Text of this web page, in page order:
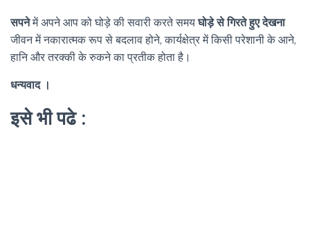
सपनेमें अपने आप को घोड़े की सवारी करते समयघोड़े से गिरते हुए देखना
जीवन में नकारात्मक रूप से बदलाव होने, कार्यक्षेत्र में किसी परेशानी के आने,
हानि और तरक्की के रुकने का प्रतीक होता है।
धन्यवाद ।
इसे भी पढे :